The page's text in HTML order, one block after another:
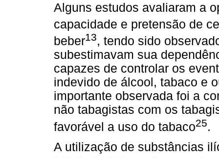
Alguns estudos avaliaram a
capacidade e pretensão de
beber13, tendo sido
subestimavam sua
capazes de controlar os
indevido de álcool, tabaco e
importante observada foi a
não tabagistas com os
favorável a uso do tabaco25.
A utilização de substâncias